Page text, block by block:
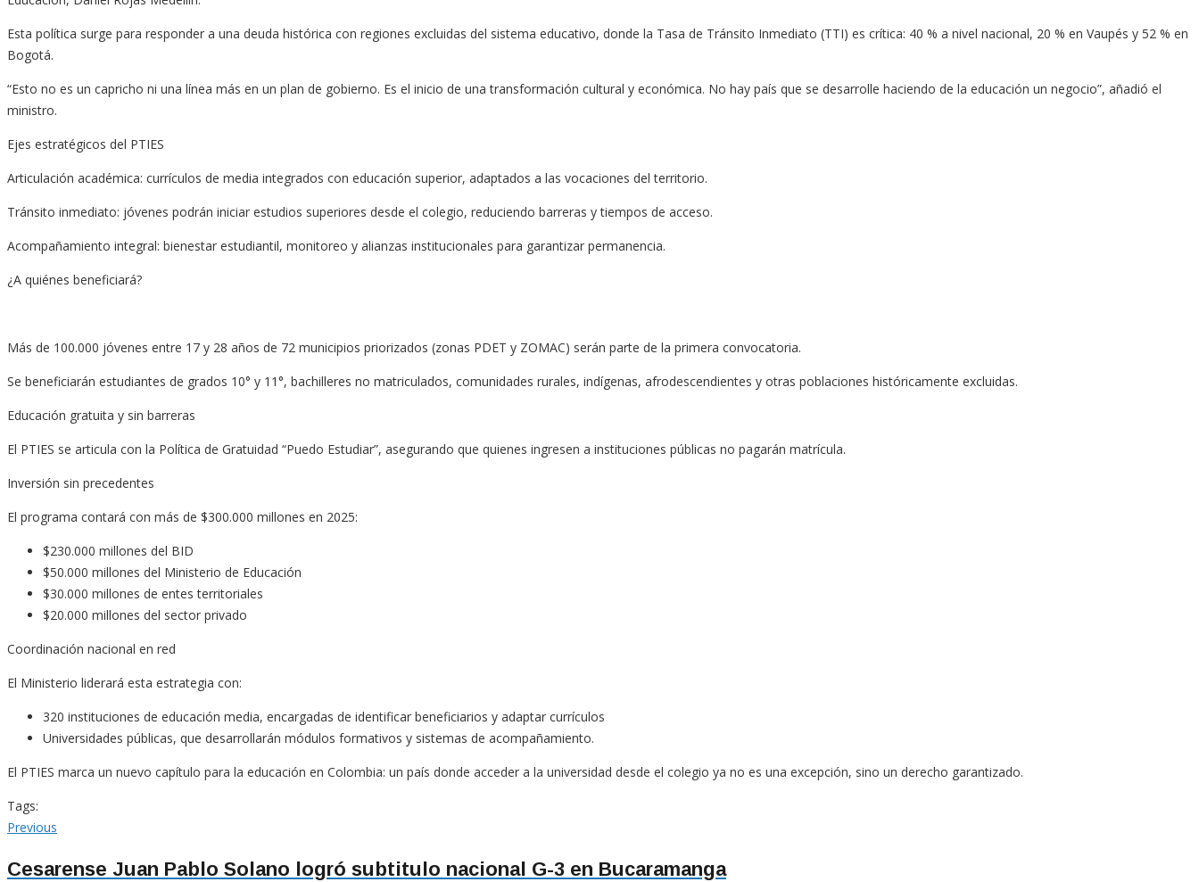
Esta política surge para responder a una deuda histórica con regiones excluidas del sistema educativo, donde la Tasa de Tránsito Inmediato (TTI) es crítica: 40 % a nivel nacional, 20 % en Vaupés y 52 % en
Bogotá.
“Esto no es un capricho ni una línea más en un plan de gobierno. Es el inicio de una transformación cultural y económica. No hay país que se desarrolle haciendo de la educación un negocio”, añadió el
ministro.
Ejes estratégicos del PTIES
Articulación académica: currículos de media integrados con educación superior, adaptados a las vocaciones del territorio.
Tránsito inmediato: jóvenes podrán iniciar estudios superiores desde el colegio, reduciendo barreras y tiempos de acceso.
Acompañamiento integral: bienestar estudiantil, monitoreo y alianzas institucionales para garantizar permanencia.
¿A quiénes beneficiará?
Más de 100.000 jóvenes entre 17 y 28 años de 72 municipios priorizados (zonas PDET y ZOMAC) serán parte de la primera convocatoria.
Se beneficiarán estudiantes de grados 10° y 11°, bachilleres no matriculados, comunidades rurales, indígenas, afrodescendientes y otras poblaciones históricamente excluidas.
Educación gratuita y sin barreras
El PTIES se articula con la Política de Gratuidad “Puedo Estudiar”, asegurando que quienes ingresen a instituciones públicas no pagarán matrícula.
Inversión sin precedentes
El programa contará con más de $300.000 millones en 2025:
$230.000 millones del BID
$50.000 millones del Ministerio de Educación
$30.000 millones de entes territoriales
$20.000 millones del sector privado
Coordinación nacional en red
El Ministerio liderará esta estrategia con:
320 instituciones de educación media, encargadas de identificar beneficiarios y adaptar currículos
Universidades públicas, que desarrollarán módulos formativos y sistemas de acompañamiento.
El PTIES marca un nuevo capítulo para la educación en Colombia: un país donde acceder a la universidad desde el colegio ya no es una excepción, sino un derecho garantizado.
Tags:
Navegación
de
Previous
Cesarense Juan Pablo Solano logró subtitulo nacional G-3 en Bucaramanga